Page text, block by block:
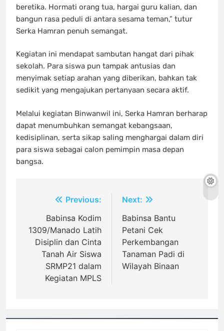
beretika. Hormati orang tua, hargai guru kalian, dan
bangun rasa peduli di antara sesama teman,” tutur
Serka Hamran penuh semangat.
Kegiatan ini mendapat sambutan hangat dari pihak
sekolah. Para siswa pun tampak antusias dan
menyimak setiap arahan yang diberikan, bahkan tak
sedikit yang mengajukan pertanyaan secara aktif.
Melalui kegiatan Binwanwil ini, Serka Hamran berharap
dapat menumbuhkan semangat kebangsaan,
kedisiplinan, serta sikap saling menghargai dalam diri
para siswa sebagai calon pemimpin masa depan
bangsa.
Navigasi
pos
Previous:
Babinsa Kodim
1309/Manado Latih
Disiplin dan Cinta
Tanah Air Siswa
SRMP21 dalam
Kegiatan MPLS
Next:
Babinsa Bantu
Petani Cek
Perkembangan
Tanaman Padi di
Wilayah Binaan